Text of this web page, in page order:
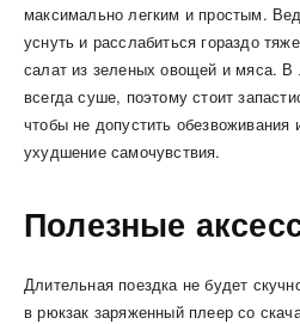
максимально легким и простым.
уснуть и расслабиться гораздо
салат из зеленых овощей и мяса. В
всегда суше, поэтому стоит
чтобы не допустить обезвоживания
ухудшение самочувствия.
Полезные
Длительная поездка не будет
в рюкзак заряженный плеер со